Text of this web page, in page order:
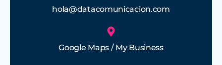
hola@datacomunicacion.com
Google Maps / My Business